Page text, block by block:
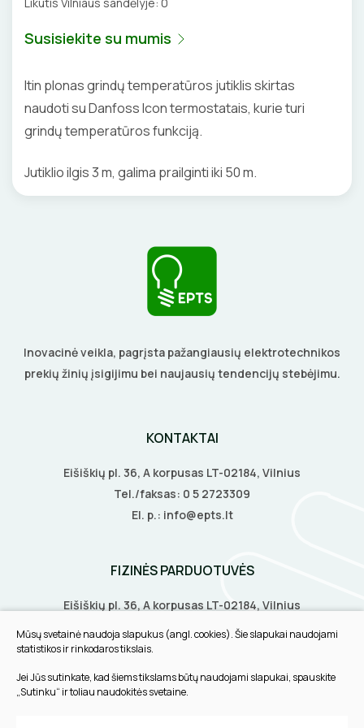
EL. SKAMBUČIAI
ŽAIBOSAUGA IR ĮŽEMINIMAS
GELINĖS JUNGTYS
GULSČIUKAI
ETIKEČIŲ SPAUSDINTUVAI
PJOVIMO ĮRANKIAI
LITAVIMO, KLIJAVIMO ĮRANKIAI
ELEKTRINIAI ĮRANKIAI
ŽYMEKLIAI
Likutis Vilniaus sandėlyje: 0
Susisiekite su mumis
Itin plonas grindų temperatūros jutiklis skirtas
naudoti su Danfoss Icon termostatais, kurie turi
grindų temperatūros funkciją.
Jutiklio ilgis 3 m, galima prailginti iki 50 m.
Inovacinė veikla, pagrįsta pažangiausių elektrotechnikos
prekių žinių įsigijimu bei naujausių tendencijų stebėjimu.
KONTAKTAI
Eišiškių pl. 36, A korpusas LT-02184, Vilnius
Tel./faksas: 0 5 2723309
El. p.: info@epts.lt
FIZINĖS PARDUOTUVĖS
Eišiškių pl. 36, A korpusas LT-02184, Vilnius
Biruliškių g. 8, LT-52168, Kaunas
Tilžės g. 60, LT-91108, Klaipėda
INFORMACIJA
Mūsų svetainė naudoja slapukus (angl. cookies). Šie slapukai naudojami
statistikos ir rinkodaros tikslais.
Jei Jūs sutinkate, kad šiems tikslams būtų naudojami slapukai, spauskite
„Sutinku“ ir toliau naudokitės svetaine.